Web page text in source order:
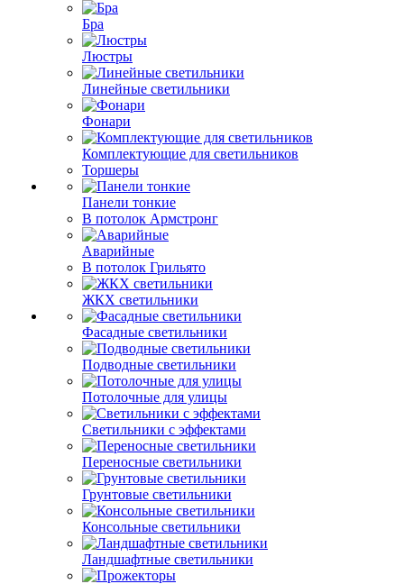
Бра
Люстры
Линейные светильники
Фонари
Комплектующие для светильников
Торшеры
Панели тонкие
В потолок Армстронг
Аварийные
В потолок Грильято
ЖКХ светильники
Фасадные светильники
Подводные светильники
Потолочные для улицы
Светильники с эффектами
Переносные светильники
Грунтовые светильники
Консольные светильники
Ландшафтные светильники